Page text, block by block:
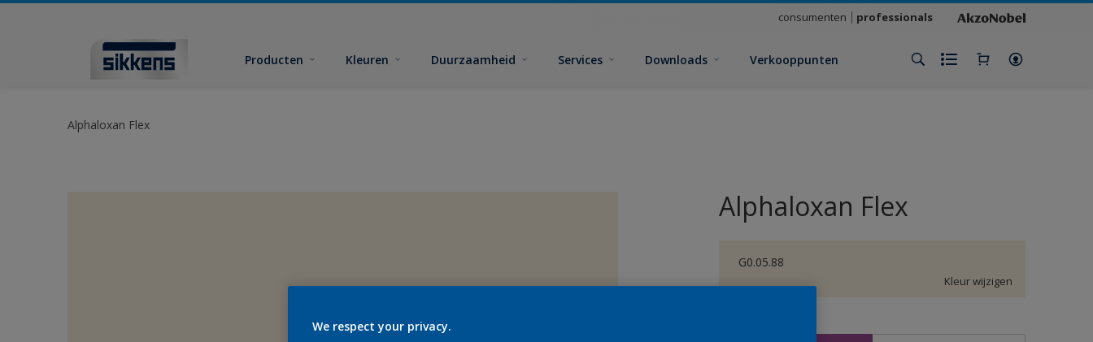
consumenten professionals
Producten Kleuren Duurzaamheid Services Downloads Verkooppunten
Alphaloxan Flex
Alphaloxan Flex
G0.05.88
Kleur wijzigen
We respect your privacy.